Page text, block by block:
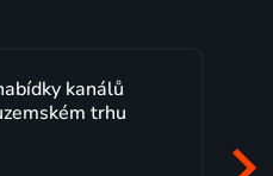
sleduji už několik let s
spokojeností. Velký výběr
programu, to je přesně to, co